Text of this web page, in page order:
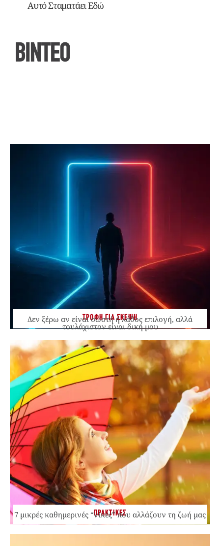
Αυτό Σταματάει Εδώ
ΒΙΝΤΕΟ
ΤΡΟΦΗ ΓΙΑ ΣΚΕΨΗ
Δεν ξέρω αν είναι σωστή ή λάθος επιλογή, αλλά
τουλάχιστον είναι δική μου
ΠΡΑΚΤΙΚΕΣ
7 μικρές καθημερινές “νίκες” που αλλάζουν τη ζωή μας